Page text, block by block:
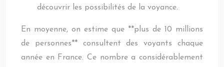
découvrir les possibilités de la voyance.
En moyenne, on estime que **plus de 10 millions
de personnes** consultent des voyants chaque
année en France. Ce nombre a considérablement